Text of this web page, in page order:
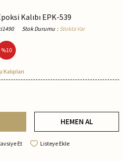
Kalıbı EPK-539
Stok Durumu : Stokta Var
%10
Kalıpları
HEMEN AL
Et Listeye Ekle